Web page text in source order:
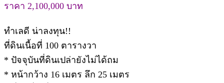
ราคา 2,100,000 บาท
ทำเลดี น่าลงทุน!!
ที่ดินเนื้อที่ 100 ตารางวา
* ปัจจุบันที่ดินเปล่ายังไม่ได้ถม
* หน้ากว้าง 16 เมตร ลึก 25 เมตร